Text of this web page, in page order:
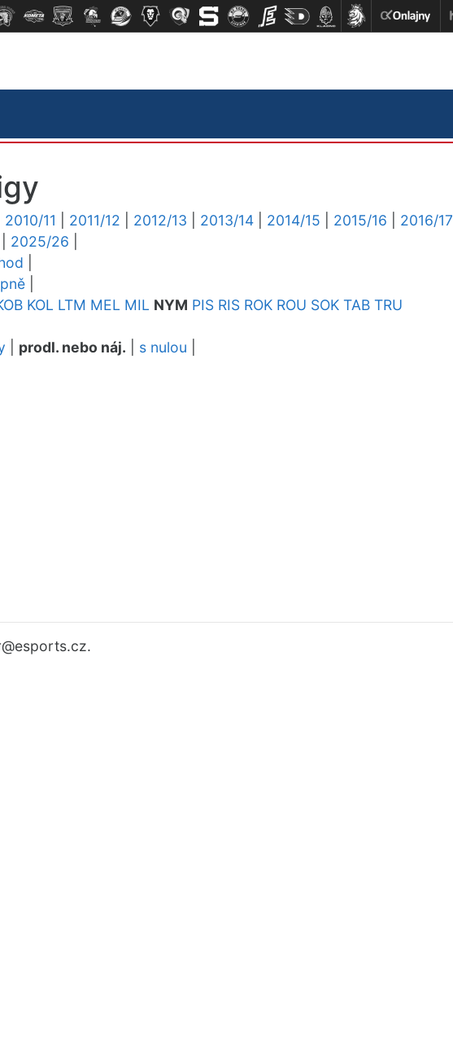
2010/11 2011/12 2012/13 2013/14 2014/15 2015/16 2016/17
2025/26
KOL LTM MEL MIL NYM PIS RIS ROK ROU SOK TAB TRU
prodl. nebo náj. s nulou
@esports.cz.